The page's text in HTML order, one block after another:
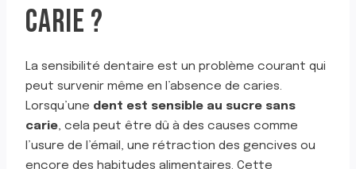
CARIE ?
La sensibilité dentaire est un problème courant qui
peut survenir même en l’absence de caries.
Lorsqu’une dent est sensible au sucre sans
carie, cela peut être dû à des causes comme
l’usure de l’émail, une rétraction des gencives ou
encore des habitudes alimentaires. Cette